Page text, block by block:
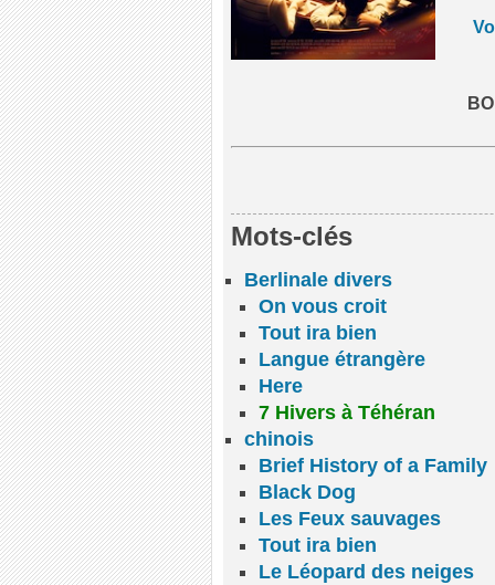
Mots-clés
Berlinale divers
On vous croit
Tout ira bien
Langue étrangère
Here
7 Hivers à Téhéran
chinois
Brief History of a Family
Black Dog
Les Feux sauvages
Tout ira bien
Le Léopard des neiges